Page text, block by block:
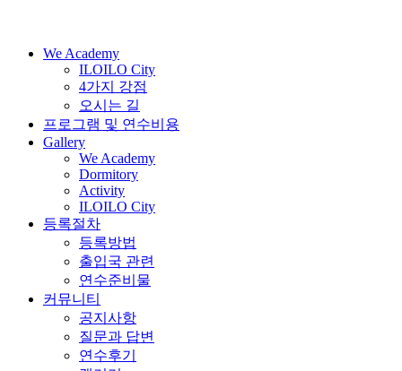
We Academy
ILOILO City
4가지 강점
오시는 길
프로그램 및 연수비용
Gallery
We Academy
Dormitory
Activity
ILOILO City
등록절차
등록방법
출입국 관련
연수준비물
커뮤니티
공지사항
질문과 답변
연수후기